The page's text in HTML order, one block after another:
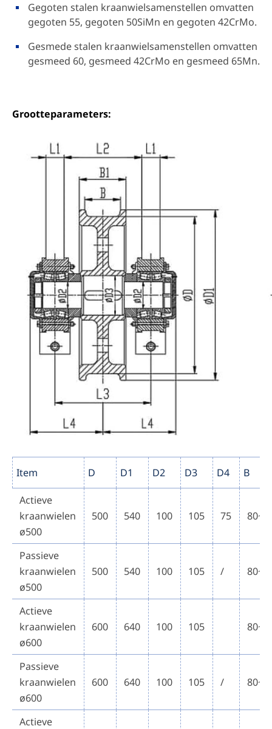
Gegoten stalen kraanwielsamenstellen omvatten
gegoten 55, gegoten 50SiMn en gegoten 42CrMo.
Gesmede stalen kraanwielsamenstellen omvatten
gesmeed 60, gesmeed 42CrMo en gesmeed 65Mn.
Grootteparameters:
Item D D1 D2 D3 D4 B
Actieve
kraanwielen
ø500
500 540 100 105 75
Passieve
kraanwielen
ø500
500 540 100 105 /
Actieve
kraanwielen
ø600
600 640 100 105
Passieve
kraanwielen
ø600
600 640 100 105 /
Actieve